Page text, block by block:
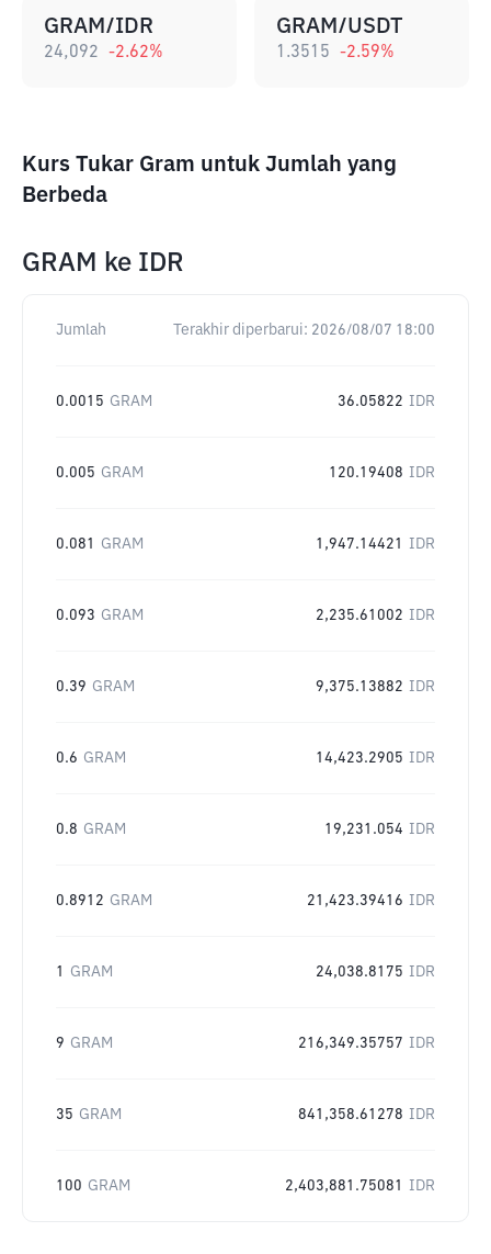
GRAM/IDR
24,092 -2.62%
GRAM/USDT
1.3515 -2.59%
Kurs Tukar Gram untuk Jumlah yang
Berbeda
GRAM ke IDR
Jumlah Terakhir diperbarui: 2026/08/07 18:00
0.0015 GRAM 36.05822 IDR
0.005 GRAM 120.19408 IDR
0.081 GRAM 1,947.14421 IDR
0.093 GRAM 2,235.61002 IDR
0.39 GRAM 9,375.13882 IDR
0.6 GRAM 14,423.2905 IDR
0.8 GRAM 19,231.054 IDR
0.8912 GRAM 21,423.39416 IDR
1 GRAM 24,038.8175 IDR
9 GRAM 216,349.35757 IDR
35 GRAM 841,358.61278 IDR
100 GRAM 2,403,881.75081 IDR